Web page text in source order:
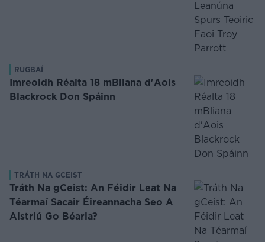
RUGBAÍ
Imreoidh Réalta 18 mBliana d'Aois
Blackrock Don Spáinn
TRÁTH NA GCEIST
Tráth Na gCeist: An Féidir Leat Na
Téarmaí Sacair Éireannacha Seo A
Aistriú Go Béarla?